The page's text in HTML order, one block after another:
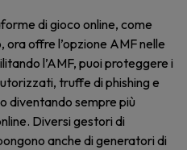
di gioco online, come
offre l’opzione AMF nelle
l’AMF, puoi proteggere i
truffe di phishing e
diventando sempre più
Diversi gestori di
anche di generatori di